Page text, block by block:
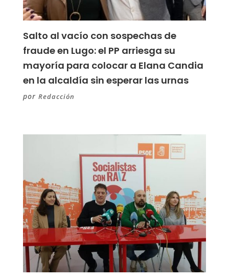
Salto al vacío con sospechas de
fraude en Lugo: el PP arriesga su
mayoría para colocar a Elana Candia
en la alcaldía sin esperar las urnas
por Redacción